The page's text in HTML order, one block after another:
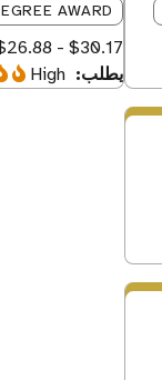
AWARD
- $30.17
يطلب
High